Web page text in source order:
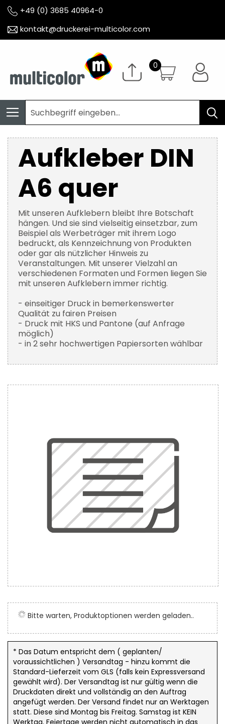
+49 (0) 3685 40964-0
kontakt@druckerei-multicolor.com
Aufkleber DIN
A6 quer
Mit unseren Aufklebern bleibt Ihre Botschaft
hängen. Und sie sind vielseitig einsetzbar, zum
Beispiel als Werbeträger mit ihrem Logo
bedruckt, als Kennzeichnung von Produkten
oder gar als nützlicher Hinweis zu
Veranstaltungen. Mit unserer Vielzahl an
verschiedenen Formaten und Formen liegen Sie
mit unseren Aufklebern immer richtig.
- einseitiger Druck in bemerkenswerter
Qualität zu fairen Preisen
- Druck mit HKS und Pantone (auf Anfrage
möglich)
- in 2 sehr hochwertigen Papiersorten wählbar
Zum
Ende
der
Bildergalerie
springen
Anfang
der
Bildergalerie
springen
Bitte warten, Produktoptionen werden geladen..
* Das Datum entspricht dem ( geplanten/
voraussichtlichen ) Versandtag - hinzu kommt die
Standard-Lieferzeit vom GLS (falls kein Expressversand
gewählt wird). Der Versandtag ist nur gültig wenn die
Druckdaten direkt und vollständig an den Auftrag
angefügt werden. Der Versand findet nur an Werktagen
statt. Diese sind Montag bis Freitag. Samstag ist KEIN